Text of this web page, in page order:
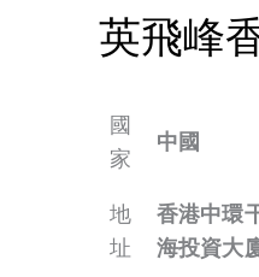
S
oc
é
t
é
5
TH
A
v
e
n
B
aq
u
e
r
M
英飛峰
國
家
中國
地
址
香港中環
海投資大